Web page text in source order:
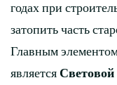
годах при
затопить часть
Главным
является